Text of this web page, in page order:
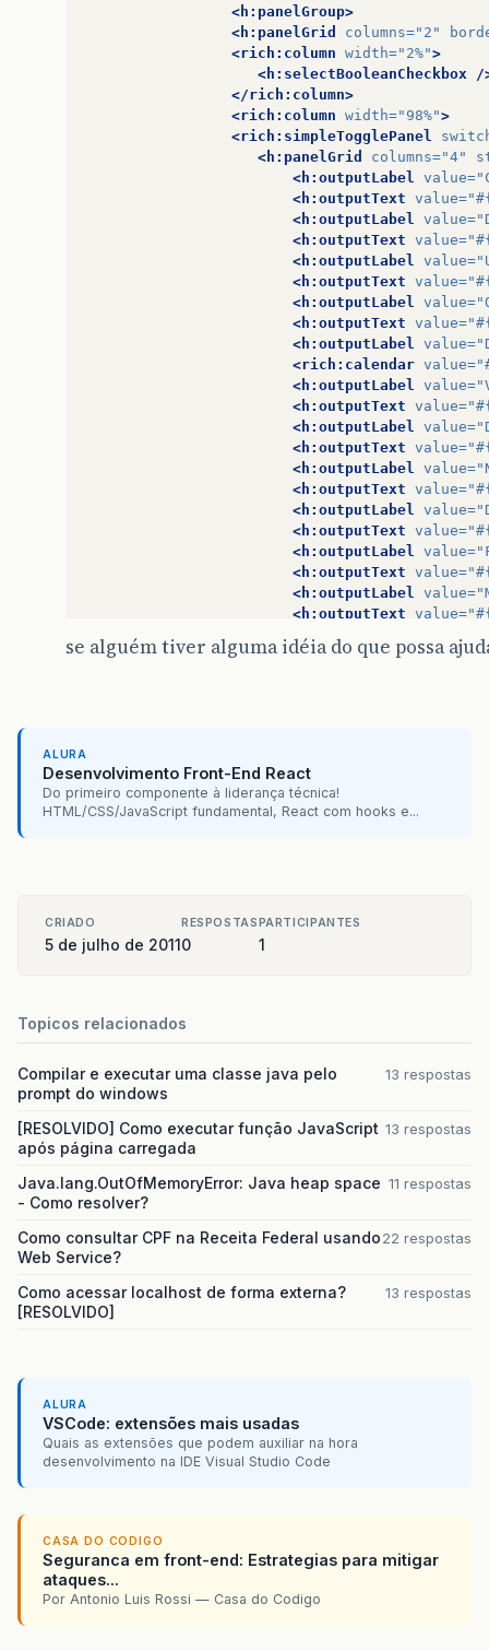
<h:panelGroup>
<h:panelGrid
columns="2"
<rich:column width="2%">
<h:selectBooleanCheckbox
/
</rich:column>
<rich:column width="98%">
<rich:simpleTogglePanel
<h:panelGrid
columns="4"
<h:outputLabel
value=
<h:outputText value=
<h:outputLabel
value=
<h:outputText value=
<h:outputLabel
value=
<h:outputText value=
<h:outputLabel
value=
<h:outputText value=
<h:outputLabel
value=
<rich:calendar value=
<h:outputLabel
value=
<h:outputText value=
<h:outputLabel
value=
<h:outputText value=
<h:outputLabel
value=
<h:outputText value=
<h:outputLabel
value=
<h:outputText value=
<h:outputLabel
value=
<h:outputText value=
<h:outputLabel
value=
<h:outputText value=
<h:outputText value=
</h:panelGrid>
</h:panelGroup>
<f:facet name= "footer"
se alguém tiver alguma idéia do que possa
ALURA
Desenvolvimento Front-End React
Do primeiro componente à liderança técnica!
HTML/CSS/JavaScript fundamental, React com hooks e...
CRIADO
5 de julho de 2011
RESPOSTAS
0
PARTICIPANTES
1
Topicos relacionados
Compilar e executar uma classe java pelo
prompt do windows
13 respostas
[RESOLVIDO] Como executar função JavaScript
após página carregada
13 respostas
Java.lang.OutOfMemoryError: Java heap space
- Como resolver?
11 respostas
Como consultar CPF na Receita Federal usando
Web Service?
22 respostas
Como acessar localhost de forma externa?
[RESOLVIDO]
13 respostas
ALURA
VSCode: extensões mais usadas
Quais as extensões que podem auxiliar na hora
desenvolvimento na IDE Visual Studio Code
CASA DO CODIGO
Seguranca em front-end: Estrategias para mitigar
ataques...
Por Antonio Luis Rossi — Casa do Codigo